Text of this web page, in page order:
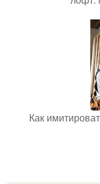
Как